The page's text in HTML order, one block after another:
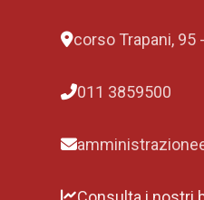
corso Trapani, 95
011 3859500